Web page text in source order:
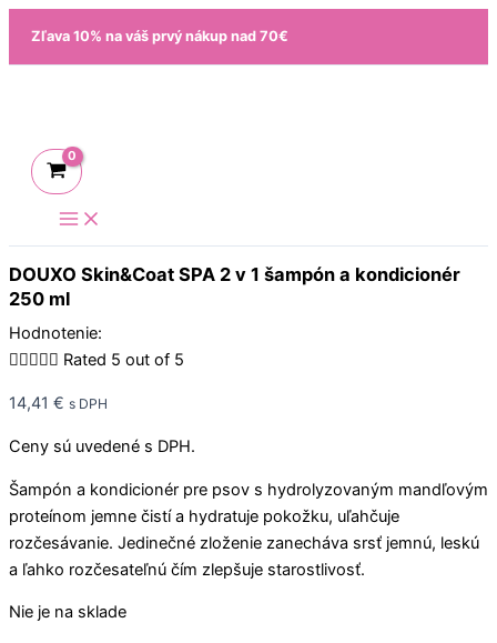
Preskočiť
obsah
Zľava 10% na váš prvý nákup nad 70€
DOUXO Skin&Coat SPA 2 v 1 šampón a kondicionér
250 ml
Hodnotenie:
 Rated 5 out of 5
14,41 € s DPH
Ceny sú uvedené s DPH.
Šampón a kondicionér pre psov s hydrolyzovaným mandľovým
proteínom jemne čistí a hydratuje pokožku, uľahčuje
rozčesávanie. Jedinečné zloženie zanecháva srsť jemnú, leskú
a ľahko rozčesateľnú čím zlepšuje starostlivosť.
Nie je na sklade